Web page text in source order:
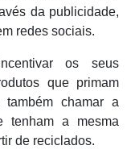
da publicidade,
redes sociais.
os seus
que primam
chamar a
tenham a mesma
de reciclados.